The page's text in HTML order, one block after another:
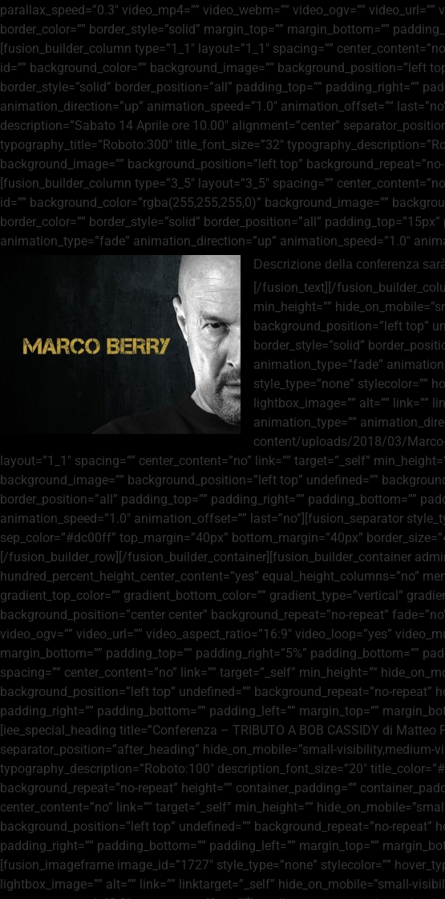
parallax_speed=”0.3″ video_mp4=”” video_webm=”” video_ogv=””
border_color=”” border_style=”solid” margin_top=”” margin_bottom=””
[fusion_builder_column type=”1_1″ layout=”1_1″ spacing=””
id=”” background_color=”” background_image=”” background_position=”left
border_style=”solid” border_position=”all” padding_top=”” padding_right=””
animation_direction=”up” animation_speed=”1.0″ animation_offset=””
description=”Sabato 14 Aprile ore 10.00″ alignment=”center”
typography_title=”Roboto:300″ title_font_size=”32″
background_image=”” background_position=”left top”
[fusion_builder_column type=”3_5″ layout=”3_5″ spacing=””
id=”” background_color=”rgba(255,255,255,0)” background_image=””
border_color=”” border_style=”solid” border_position=”all”
animation_type=”fade” animation_direction=”up” animation_speed=”1.0″
Descrizione della conferenza
[/fusion_text][/
min_height=””
background_position=”left top”
border_style=”solid”
animation_type=”fade”
style_type=”none” stylecolor=””
lightbox_image=”” alt=”” link=””
animation_type=””
content/uploads/2018/03/Marco-
layout=”1_1″ spacing=”” center_content=”no” link=”” target=”_self”
background_image=”” background_position=”left top” undefined=””
border_position=”all” padding_top=”” padding_right=”” padding_bottom=””
animation_speed=”1.0″ animation_offset=”” last=”no”][fusion_separator
sep_color=”#dc00ff” top_margin=”40px” bottom_margin=”40px”
[/fusion_builder_row][/fusion_builder_container][fusion_builder_container
hundred_percent_height_center_content=”yes” equal_height_columns=”no”
gradient_top_color=”” gradient_bottom_color=”” gradient_type=”vertical”
background_position=”center center” background_repeat=”no-repeat”
video_ogv=”” video_url=”” video_aspect_ratio=”16:9″ video_loop=”yes”
margin_bottom=”” padding_top=”” padding_right=”5%” padding_bottom=””
spacing=”” center_content=”no” link=”” target=”_self” min_height=””
background_position=”left top” undefined=”” background_repeat=”no-repeat”
padding_right=”” padding_bottom=”” padding_left=”” margin_top=””
[iee_special_heading title=”Conferenza – TRIBUTO A BOB CASSIDY di
separator_position=”after_heading” hide_on_mobile=”small-visibility,medium-
typography_description=”Roboto:100″ description_font_size=”20″
background_repeat=”no-repeat” height=”” container_padding=””
center_content=”no” link=”” target=”_self” min_height=””
background_position=”left top” undefined=”” background_repeat=”no-repeat”
padding_right=”” padding_bottom=”” padding_left=”” margin_top=””
[fusion_imageframe image_id=”1727″ style_type=”none” stylecolor=””
lightbox_image=”” alt=”” link=”” linktarget=”_self” hide_on_mobile=”small-